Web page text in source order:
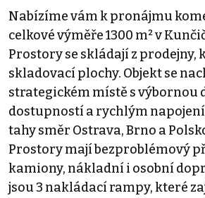
Nabízíme vám k pronájmu
celkové výměře 1300 m² v
Prostory se skládají z prodejny,
skladovací plochy. Objekt se
strategickém místě s výbornou
dostupností a rychlým
tahy směr Ostrava, Brno a
Prostory mají bezproblémový
kamiony, nákladní i osobní
jsou 3 nakládací rampy, které